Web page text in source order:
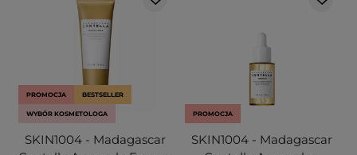
PROMOCJA BESTSELLER
WYBÓR KOSMETOLOGA
SKIN1004 - Madagascar
PROMOCJA
SKIN1004 - Madagascar